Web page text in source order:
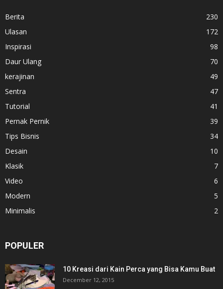
Berita
230
Ulasan
172
Inspirasi
98
Daur Ulang
70
kerajinan
49
Sentra
47
Tutorial
41
Pernak Pernik
39
Tips Bisnis
34
Desain
10
Klasik
7
Video
6
Modern
5
Minimalis
2
POPULER
10 Kreasi dari Kain Perca yang Bisa Kamu Buat
December 12, 2015